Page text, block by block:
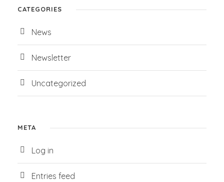
CATEGORIES
News
Newsletter
Uncategorized
META
Log in
Entries feed